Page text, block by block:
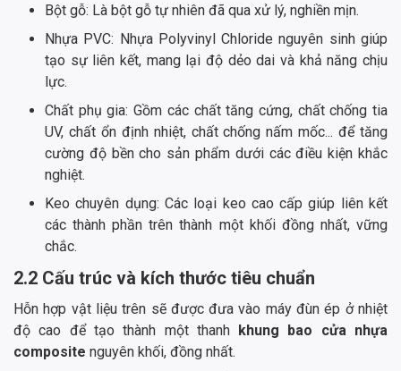
Bột gỗ: Là bột gỗ tự nhiên đã qua xử lý, nghiền mịn.
Nhựa PVC: Nhựa Polyvinyl Chloride nguyên sinh giúp
tạo sự liên kết, mang lại độ dẻo dai và khả năng chịu
lực.
Chất phụ gia: Gồm các chất tăng cứng, chất chống tia
UV, chất ổn định nhiệt, chất chống nấm mốc... để tăng
cường độ bền cho sản phẩm dưới các điều kiện khắc
nghiệt.
Keo chuyên dụng: Các loại keo cao cấp giúp liên kết
các thành phần trên thành một khối đồng nhất, vững
chắc.
2.2 Cấu trúc và kích thước tiêu chuẩn
Hỗn hợp vật liệu trên sẽ được đưa vào máy đùn ép ở nhiệt
độ cao để tạo thành một thanh khung bao cửa nhựa
composite nguyên khối, đồng nhất.